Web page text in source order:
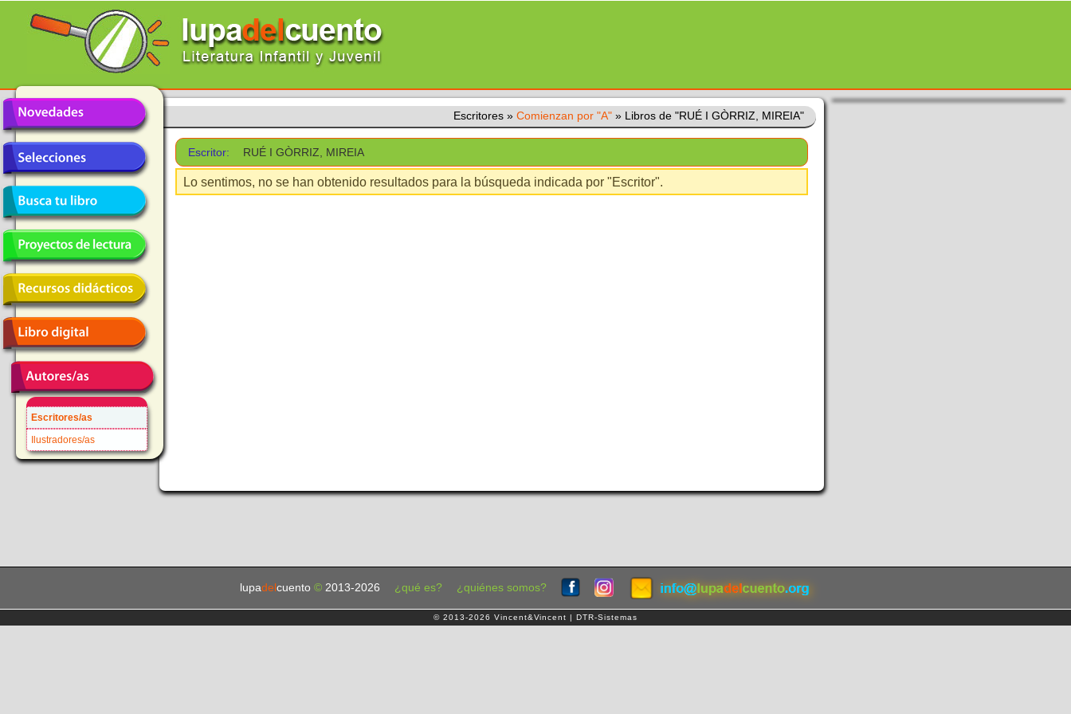
Escritores/as
Ilustradores/as
Escritores » Comienzan por "A" » Libros de "RUÉ I GÒRRIZ, MIREIA"
Escritor: RUÉ I GÒRRIZ, MIREIA
Lo sentimos, no se han obtenido resultados para la búsqueda indicada por "Escritor".
lupadel cuento © 2013-2026 ¿qué es? ¿quiénes somos?
© 2013-2026 Vincent&Vincent | DTR-Sistemas